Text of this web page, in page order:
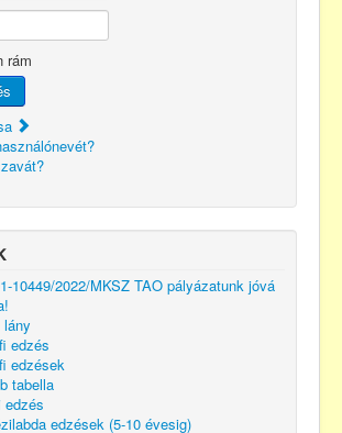
rám
10449/2022/MKSZ TAO pályázatunk jóvá
edzés
edzések
tabella
edzés
edzések (5-10 évesig)